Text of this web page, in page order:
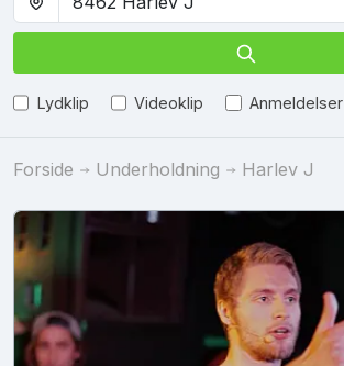
Lydklip Videoklip Anmeldelser
Forside Underholdning Harlev J